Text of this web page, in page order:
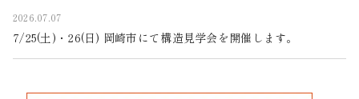
2026.07.07
7/25(土)・26(日) 岡崎市にて構造見学会を開催します。